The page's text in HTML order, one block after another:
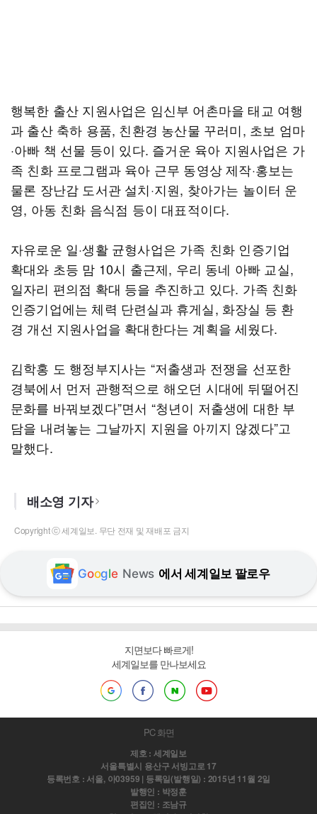
행복한 출산 지원사업은 임신부 어촌마을 태교 여행
과 출산 축하 용품, 친환경 농산물 꾸러미, 초보 엄마
·아빠 책 선물 등이 있다. 즐거운 육아 지원사업은 가
족 친화 프로그램과 육아 근무 동영상 제작·홍보는
물론 장난감 도서관 설치·지원, 찾아가는 놀이터 운
영, 아동 친화 음식점 등이 대표적이다.
자유로운 일·생활 균형사업은 가족 친화 인증기업
확대와 초등 맘 10시 출근제, 우리 동네 아빠 교실,
일자리 편의점 확대 등을 추진하고 있다. 가족 친화
인증기업에는 체력 단련실과 휴게실, 화장실 등 환
경 개선 지원사업을 확대한다는 계획을 세웠다.
김학홍 도 행정부지사는 “저출생과 전쟁을 선포한
경북에서 먼저 관행적으로 해오던 시대에 뒤떨어진
문화를 바꿔보겠다”면서 “청년이 저출생에 대한 부
담을 내려놓는 그날까지 지원을 아끼지 않겠다”고
말했다.
배소영 기자
Copyright ⓒ 세계일보. 무단 전재 및 재배포 금지
Google News 에서 세계일보 팔로우
지면보다 빠르게!
세계일보를 만나보세요
PC 화면
제호 : 세계일보
서울특별시 용산구 서빙고로 17
등록번호 : 서울, 아03959 | 등록일(발행일) : 2015년 11월 2일
발행인 : 박정훈
편집인 : 조남규